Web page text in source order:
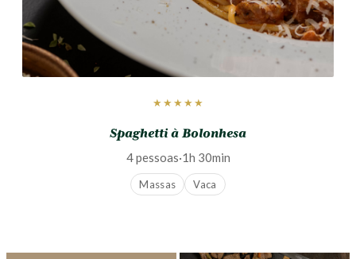
★★★★★
Spaghetti à Bolonhesa
4 pessoas·1h 30min
Massas Vaca